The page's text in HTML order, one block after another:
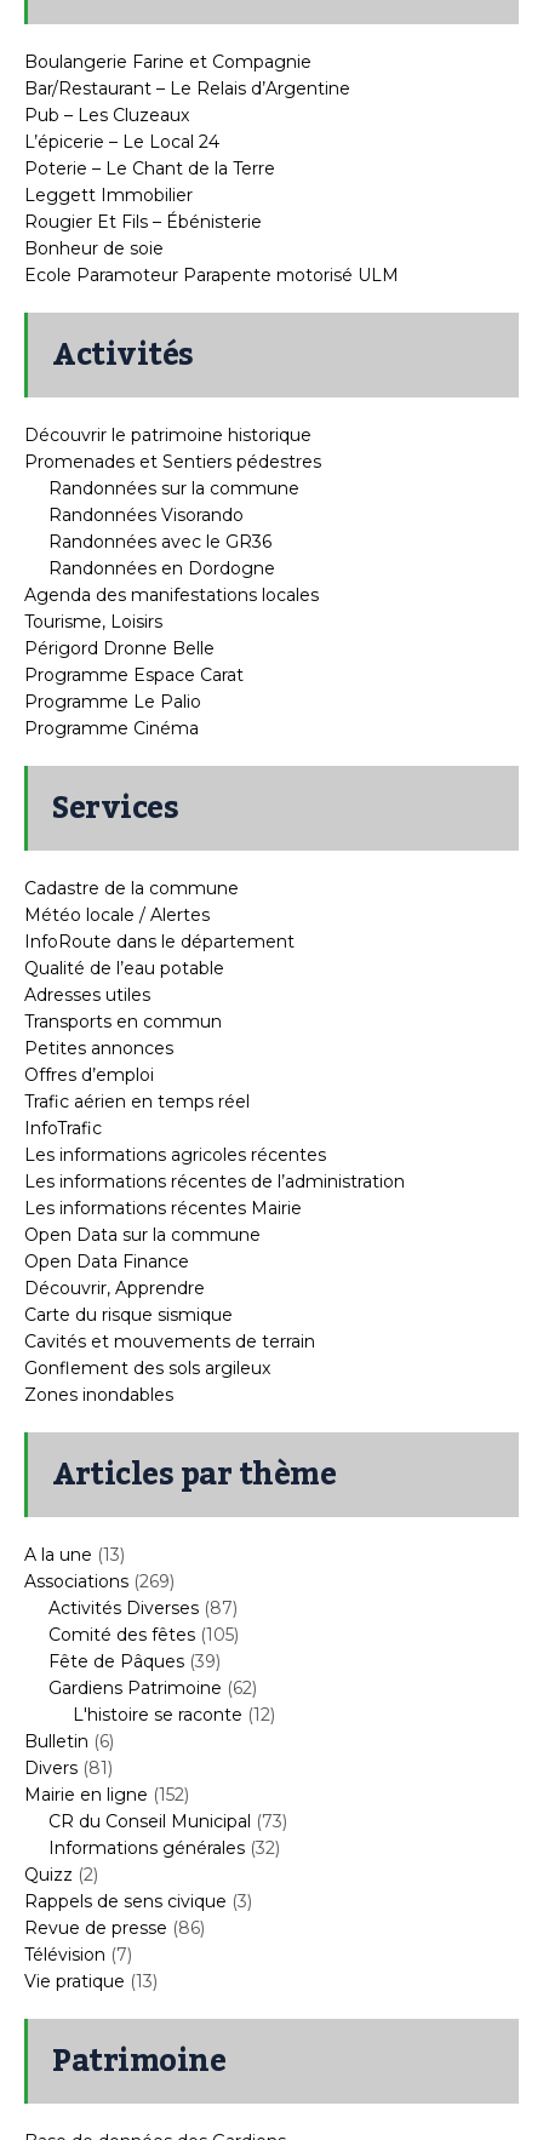
Boulangerie Farine et Compagnie
Bar/Restaurant – Le Relais d’Argentine
Pub – Les Cluzeaux
L’épicerie – Le Local 24
Poterie – Le Chant de la Terre
Leggett Immobilier
Rougier Et Fils – Ébénisterie
Bonheur de soie
Ecole Paramoteur Parapente motorisé ULM
Activités
Découvrir le patrimoine historique
Promenades et Sentiers pédestres
Randonnées sur la commune
Randonnées Visorando
Randonnées avec le GR36
Randonnées en Dordogne
Agenda des manifestations locales
Tourisme, Loisirs
Périgord Dronne Belle
Programme Espace Carat
Programme Le Palio
Programme Cinéma
Services
Cadastre de la commune
Météo locale / Alertes
InfoRoute dans le département
Qualité de l’eau potable
Adresses utiles
Transports en commun
Petites annonces
Offres d’emploi
Trafic aérien en temps réel
InfoTrafic
Les informations agricoles récentes
Les informations récentes de l’administration
Les informations récentes Mairie
Open Data sur la commune
Open Data Finance
Découvrir, Apprendre
Carte du risque sismique
Cavités et mouvements de terrain
Gonflement des sols argileux
Zones inondables
Articles par thème
A la une (13)
Associations (269)
Activités Diverses (87)
Comité des fêtes (105)
Fête de Pâques (39)
Gardiens Patrimoine (62)
L'histoire se raconte (12)
Bulletin (6)
Divers (81)
Mairie en ligne (152)
CR du Conseil Municipal (73)
Informations générales (32)
Quizz (2)
Rappels de sens civique (3)
Revue de presse (86)
Télévision (7)
Vie pratique (13)
Patrimoine